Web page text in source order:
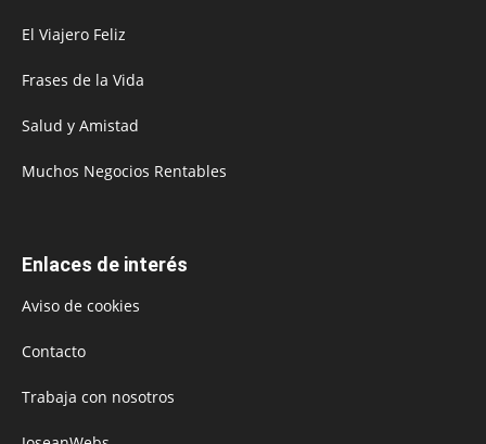
El Viajero Feliz
Frases de la Vida
Salud y Amistad
Muchos Negocios Rentables
Enlaces de interés
Aviso de cookies
Contacto
Trabaja con nosotros